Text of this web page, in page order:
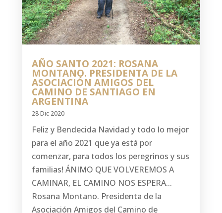
AÑO SANTO 2021: ROSANA
MONTANO. PRESIDENTA DE LA
ASOCIACIÓN AMIGOS DEL
CAMINO DE SANTIAGO EN
ARGENTINA
28 Dic 2020
Feliz y Bendecida Navidad y todo lo mejor
para el año 2021 que ya está por
comenzar, para todos los peregrinos y sus
familias! ÁNIMO QUE VOLVEREMOS A
CAMINAR, EL CAMINO NOS ESPERA...
Rosana Montano. Presidenta de la
Asociación Amigos del Camino de